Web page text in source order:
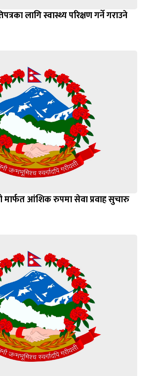
लागि स्वास्थ्य परिक्षण गर्ने गराउने
मार्फत आंशिक रुपमा सेवा प्रवाह सुचारु